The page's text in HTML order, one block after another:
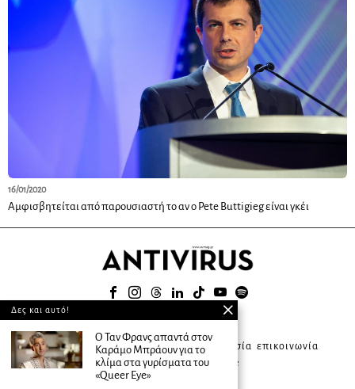
16/01/2020
Αμφισβητείται από παρουσιαστή το αν ο Pete Buttigieg είναι γκέι
© 2025
about ANTIVIRUS συνδρομητική υπηρεσία επικοινωνία
διαφήμιση terms of use
Δες και αυτό!
Ο Ταν Φρανς απαντά στον
Καράμο Μπράουν για το
κλίμα στα γυρίσματα του
«Queer Eye»